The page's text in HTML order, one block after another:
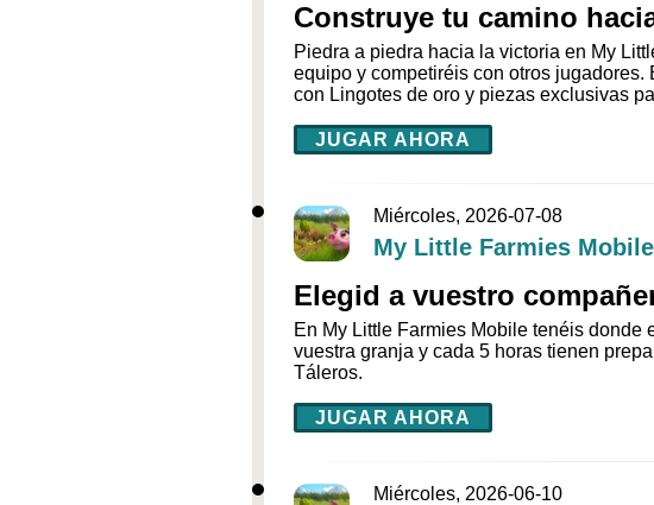
Construye tu camino
Piedra a piedra hacia la victoria en My
equipo y competiréis con otros
con Lingotes de oro y piezas exclusivas
JUGAR AHORA
Miércoles, 2026-07-08
My Little Farmies Mobile
Elegid a vuestro
En My Little Farmies Mobile tenéis donde
vuestra granja y cada 5 horas tienen
Táleros.
JUGAR AHORA
Miércoles, 2026-06-10